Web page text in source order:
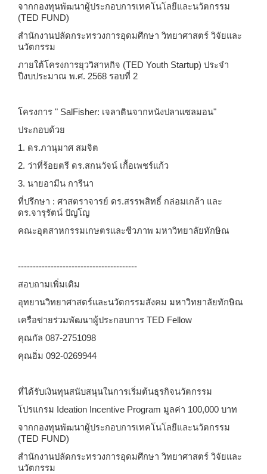
จากกองทุนพัฒนาผู้ประกอบการเทคโนโลยีและนวัตกรรม
(TED FUND)
สำนักงานปลัดกระทรวงการอุดมศึกษา วิทยาศาสตร์ วิจัยและ
นวัตกรรม
ภายใต้โครงการยุววิสาหกิจ (TED Youth Startup) ประจำ
ปีงบประมาณ พ.ศ. 2568 รอบที่ 2
โครงการ " SalFisher: เจลาตินจากหนังปลาแซลมอน"
ประกอบด้วย
1. ดร.ภานุมาศ สมจิต
2. ว่าที่ร้อยตรี ดร.สกนวัจน์ เกื้อเพชร์แก้ว
3. นายอามีน การีนา
ที่ปรึกษา : ศาสตราจารย์ ดร.สรรพสิทธิ์ กล่อมเกล้า และ
ดร.จารุรัตน์ ปัญโญ
คณะอุตสาหกรรมเกษตรและชีวภาพ มหาวิทยาลัยทักษิณ
----------------------------------------
สอบถามเพิ่มเติม
อุทยานวิทยาศาสตร์และนวัตกรรมสังคม มหาวิทยาลัยทักษิณ
เครือข่ายร่วมพัฒนาผู้ประกอบการ TED Fellow
คุณกัล 087-2751098
คุณอิ่ม 092-0269944
ที่ได้รับเงินทุนสนับสนุนในการเริ่มต้นธุรกิจนวัตกรรม
โปรแกรม Ideation Incentive Program มูลค่า 100,000 บาท
จากกองทุนพัฒนาผู้ประกอบการเทคโนโลยีและนวัตกรรม
(TED FUND)
สำนักงานปลัดกระทรวงการอุดมศึกษา วิทยาศาสตร์ วิจัยและ
นวัตกรรม